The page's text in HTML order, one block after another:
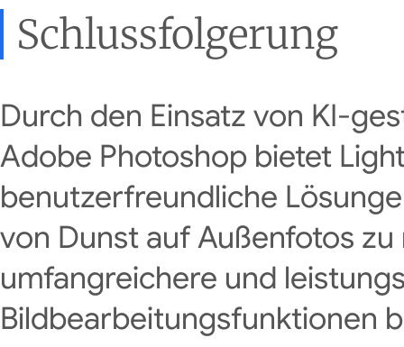
Schlussfolgerung
Durch den Einsatz von KI-
Adobe Photoshop bietet
benutzerfreundliche
von Dunst auf Außenfotos
umfangreichere und
Bildbearbeitungsfunktionen